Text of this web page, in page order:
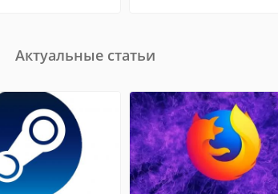
Актуальные статьи